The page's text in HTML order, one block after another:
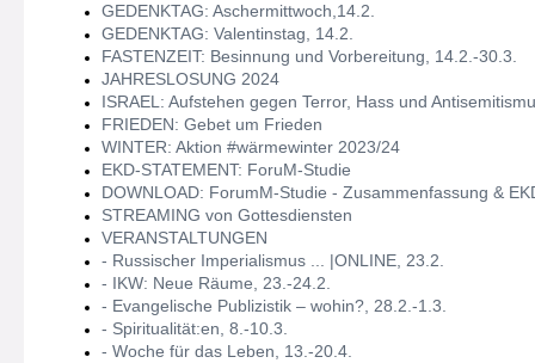
GEDENKTAG: Aschermittwoch,14.2.
GEDENKTAG: Valentinstag, 14.2.
FASTENZEIT: Besinnung und Vorbereitung, 14.2.-30.3.
JAHRESLOSUNG 2024
ISRAEL: Aufstehen gegen Terror, Hass und
FRIEDEN: Gebet um Frieden
WINTER: Aktion #wärmewinter 2023/24
EKD-STATEMENT: ForuM-Studie
DOWNLOAD: ForumM-Studie - Zusammenfassung &
STREAMING von Gottesdiensten
VERANSTALTUNGEN
- Russischer Imperialismus ... |ONLINE, 23.2.
- IKW: Neue Räume, 23.-24.2.
- Evangelische Publizistik – wohin?, 28.2.-1.3.
- Spiritualität:en, 8.-10.3.
- Woche für das Leben, 13.-20.4.